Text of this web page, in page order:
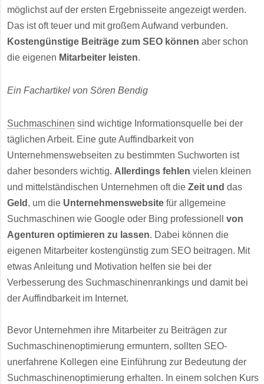
möglichst auf der ersten Ergebnisseite angezeigt werden.
Das ist oft teuer und mit großem Aufwand verbunden.
Kostengünstige Beiträge zum SEO können aber schon
die eigenen Mitarbeiter leisten.
Ein Fachartikel von Sören Bendig
Suchmaschinen sind wichtige Informationsquelle bei der
täglichen Arbeit. Eine gute Auffindbarkeit von
Unternehmenswebseiten zu bestimmten Suchworten ist
daher besonders wichtig. Allerdings fehlen vielen kleinen
und mittelständischen Unternehmen oft die Zeit und das
Geld , um die Unternehmenswebsite für allgemeine
Suchmaschinen wie Google oder Bing professionell von
Agenturen optimieren zu lassen. Dabei können die
eigenen Mitarbeiter kostengünstig zum SEO beitragen. Mit
etwas Anleitung und Motivation helfen sie bei der
Verbesserung des Suchmaschinenrankings und damit bei
der Auffindbarkeit im Internet.
Bevor Unternehmen ihre Mitarbeiter zu Beiträgen zur
Suchmaschinenoptimierung ermuntern, sollten SEO-
unerfahrene Kollegen eine Einführung zur Bedeutung der
Suchmaschinenoptimierung erhalten. In einem solchen Kurs